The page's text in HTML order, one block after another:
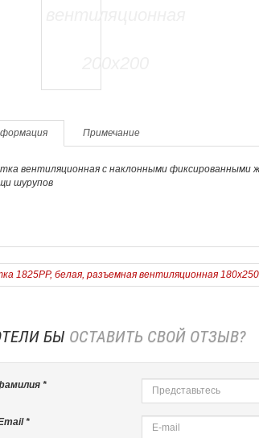
Примечание
вентиляционная с наклонными фиксированными
шурупов
1825РР, белая, разъемная вентиляционная 180х250
БЫ ОСТАВИТЬ СВОЙ ОТЗЫВ?
*
*